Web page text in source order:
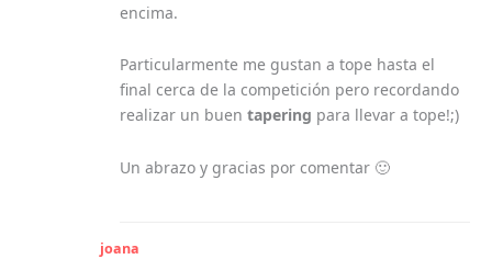
encima.
Particularmente me gustan a tope hasta el
final cerca de la competición pero recordando
realizar un buentapering para llevar a tope!;)
Un abrazo y gracias por comentar 🙂
joana